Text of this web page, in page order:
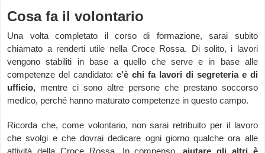
Cosa fa il volontario
Una volta completato il corso di formazione, sarai subito
chiamato a renderti utile nella Croce Rossa. Di solito, i lavori
vengono stabiliti in base a quello che serve e in base alle
competenze del candidato:c’è chi fa lavori di segreteria e di
ufficio, mentre ci sono altre persone che prestano soccorso
medico, perché hanno maturato competenze in questo campo.
Ricorda che, come volontario, non sarai retribuito per il lavoro
che svolgi e che dovrai dedicare ogni giorno qualche ora alle
attività della Croce Rossa. In compenso,aiutare gli altri è